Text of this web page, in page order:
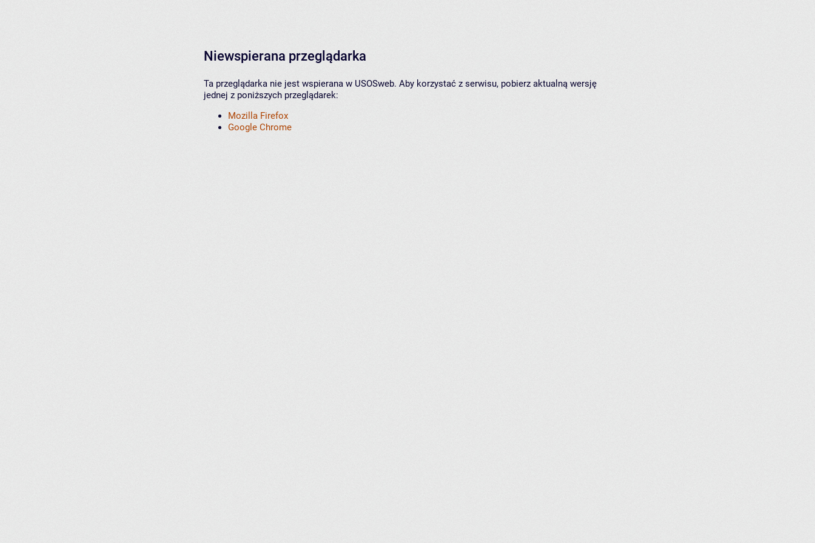
Niewspierana przeglądarka
Ta przeglądarka nie jest wspierana w USOSweb. Aby korzystać z serwisu, pobierz aktualną wersję
jednej z poniższych przeglądarek:
Mozilla Firefox
Google Chrome